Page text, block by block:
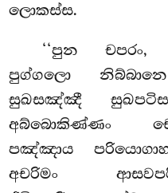
ලොකස්ස.
‘‘පුන
පුග්ගලො
සුඛසඤ්ඤී
අබ්බොකිණ්ණං
පඤ්ඤාය
අචරිමං